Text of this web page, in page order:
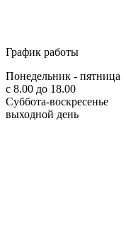
График работы
Понедельник - пятница
с 8.00 до 18.00
Суббота-воскресенье
выходной день